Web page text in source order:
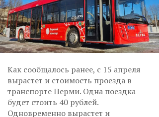
Как сообщалось ранее, с 15 апреля
вырастет и стоимость проезда в
транспорте Перми. Одна поездка
будет стоить 40 рублей.
Одновременно вырастет и